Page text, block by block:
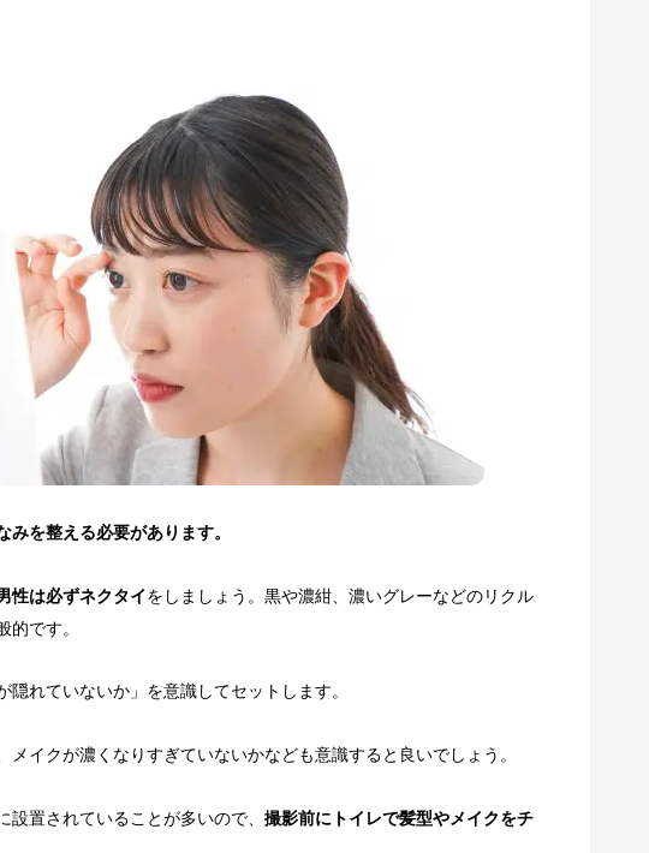
みを整える必要があります。
性は必ずネクタイをしましょう。黒や濃紺、濃いグレーなどのリクル
です。
れていないか」を意識してセットします。
イクが濃くなりすぎていないかなども意識すると良いでしょう。
置されていることが多いので、 撮影前にトイレで髪型やメイクをチ